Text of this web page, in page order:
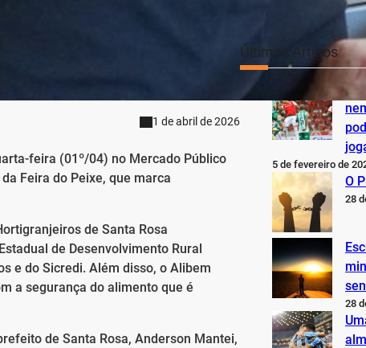
1 de abril de 2026
feira (01º/04) no Mercado Público
Feira do Peixe, que marca
de Santa Rosa
de Desenvolvimento Rural
e do Sicredi. Além disso, o Alibem
a segurança do alimento que é
de Santa Rosa, Anderson Mantei,
Últimos Artigos
O
5 de fevereiro de
O
28
28